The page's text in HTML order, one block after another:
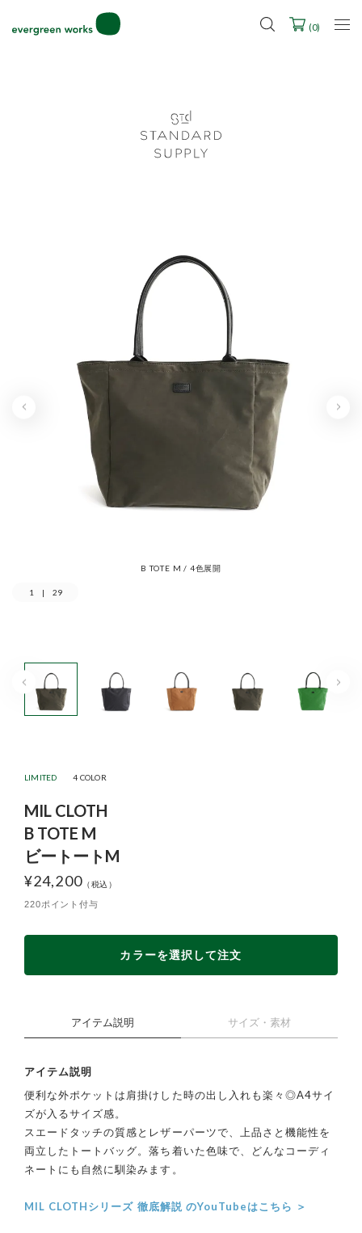
2027年ご入学用ランドセル受注会スケジュール
(0)
B TOTE M / 4色展開
1 | 29
LIMITED 4 COLOR
MIL CLOTH
B TOTE M
ビートートM
¥24,200
220ポイント付与
カラーを選択して注文
アイテム説明 サイズ・素材
アイテム説明
便利な外ポケットは肩掛けした時の出し入れも楽々◎A4サイ
ズが入るサイズ感。
スエードタッチの質感とレザーパーツで、上品さと機能性を
両立したトートバッグ。落ち着いた色味で、どんなコーディ
ネートにも自然に馴染みます。
MIL CLOTHシリーズ 徹底解説 のYouTubeはこちら ＞